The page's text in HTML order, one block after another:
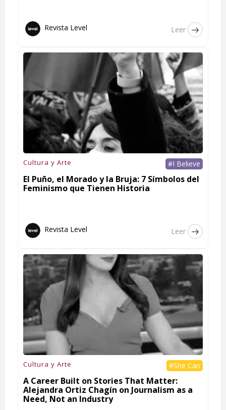
Revista Level Leer
Cultura y Arte #I Believe
El Puño, el Morado y la Bruja: 7 Símbolos del
Feminismo que Tienen Historia
Revista Level Leer
Cultura y Arte #She Can
A Career Built on Stories That Matter:
Alejandra Ortiz Chagín on Journalism as a
Need, Not an Industry